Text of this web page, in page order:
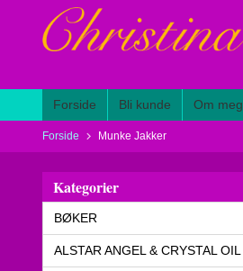
innholdet
Forside Bli kunde Om meg
Forside Munke Jakker
Kategorier
BØKER
ALSTAR ANGEL & CRYSTAL OIL